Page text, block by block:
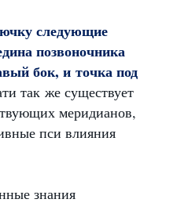
следующие
позвоночника
бок, и точка под
так же существует
меридианов,
пси влияния
знания